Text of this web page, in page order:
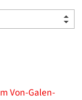
Von-Galen-